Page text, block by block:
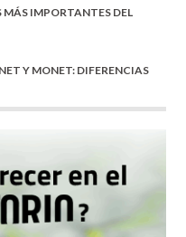
MÁS IMPORTANTES DEL
Y MONET: DIFERENCIAS